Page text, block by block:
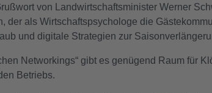
von Landwirtschaftsminister Werner
der als Wirtschaftspsychologe die
und digitale Strategien zur
Networkings“ gibt es genügend Raum für
Betriebs.